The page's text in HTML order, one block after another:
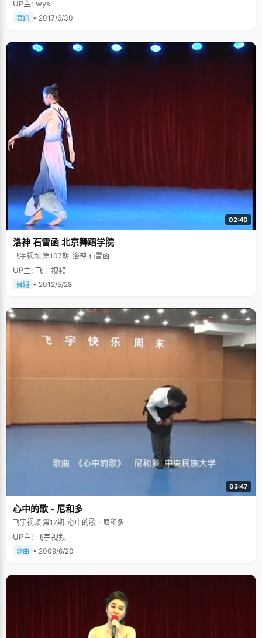
UP主: wys
舞蹈 • 2017/6/30
02:40
洛神 石雪函 北京舞蹈学院
飞宇视频 第107期, 洛神 石雪函
UP主: 飞宇视频
舞蹈 • 2012/5/28
03:47
心中的歌 - 尼和多
飞宇视频 第17期, 心中的歌 - 尼和多
UP主: 飞宇视频
歌曲 • 2009/6/20